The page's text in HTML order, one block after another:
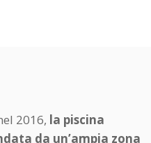
2016, la piscina
da un’ampia zona